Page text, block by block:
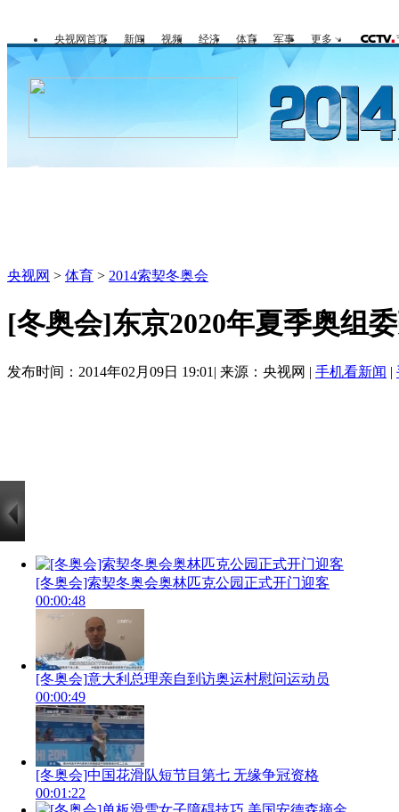
央视网首页 新闻 视频 经济 体育 军事 更多
央视网 > 体育 > 2014索契冬奥会
[冬奥会]东京2020年夏季奥组
发布时间：2014年02月09日 19:01| 来源：央视网 | 手机看新闻 |
[冬奥会]索契冬奥会奥林匹克公园正式开门迎客
00:00:48
[冬奥会]意大利总理亲自到访奥运村慰问运动员
00:00:49
[冬奥会]中国花滑队短节目第七 无缘争冠资格
00:01:22